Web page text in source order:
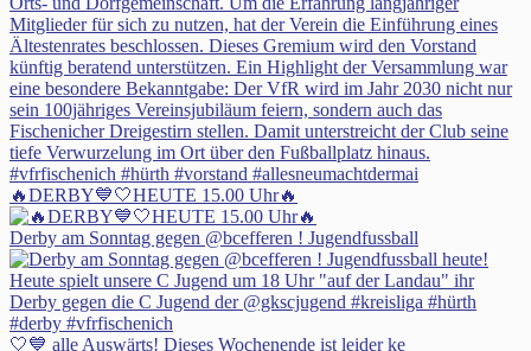
🔥DERBY💙🤍HEUTE 15.00 Uhr🔥
Derby am Sonntag gegen @bcefferen ! Jugendfussball
🤍💙 alle Auswärts! Dieses Wochenende ist leider ke